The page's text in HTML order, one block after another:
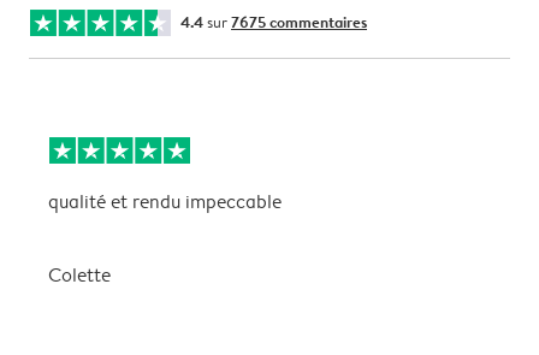
4.4sur7675 commentaires
qualité et rendu impeccable
Colette